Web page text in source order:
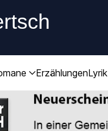
ErzählungenLyrik